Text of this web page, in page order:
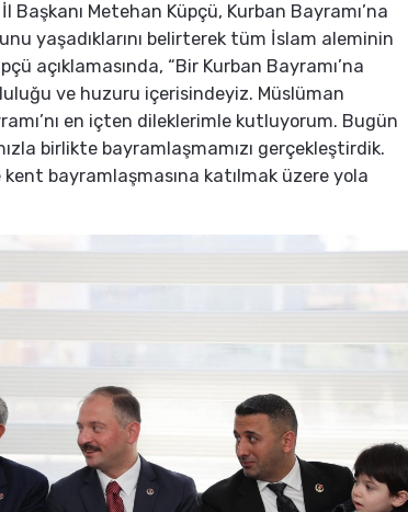
Başkanı Metehan Küpçü, Kurban Bayramı’na
yaşadıklarını belirterek tüm İslam aleminin
açıklamasında, “Bir Kurban Bayramı’na
ve huzuru içerisindeyiz. Müslüman
en içten dileklerimle kutluyorum. Bugün
birlikte bayramlaşmamızı gerçekleştirdik.
bayramlaşmasına katılmak üzere yola